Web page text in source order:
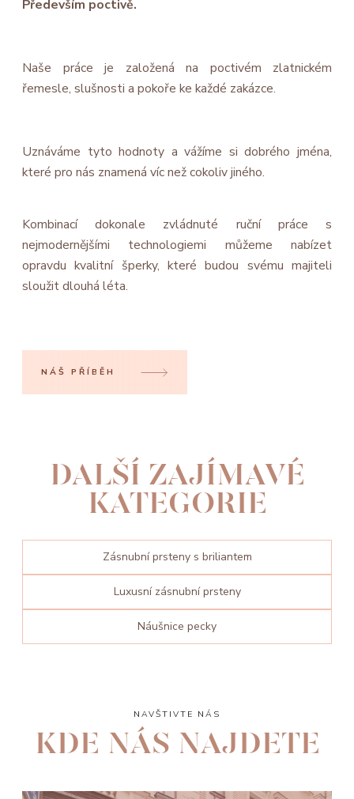
Především poctivě.
Naše práce je založená na poctivém zlatnickém
řemesle, slušnosti a pokoře ke každé zakázce.
Uznáváme tyto hodnoty a vážíme si dobrého jména,
které pro nás znamená víc než cokoliv jiného.
Kombinací dokonale zvládnuté ruční práce s
nejmodernějšími technologiemi můžeme nabízet
opravdu kvalitní šperky, které budou svému majiteli
sloužit dlouhá léta.
NÁŠ PŘÍBĚH
DALŠÍ ZAJÍMAVÉ
KATEGORIE
Zásnubní prsteny s briliantem
Luxusní zásnubní prsteny
Náušnice pecky
NAVŠTIVTE NÁS
KDE NÁS NAJDETE